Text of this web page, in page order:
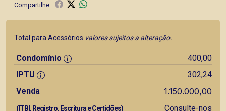
Compartilhe:
Total para Acessórios valores sujeitos a alteração.
Condomínio
400,00
IPTU
302,24
Venda
1.150.000,00
(ITBI, Registro, Escritura e Certidões) Consulte-nos